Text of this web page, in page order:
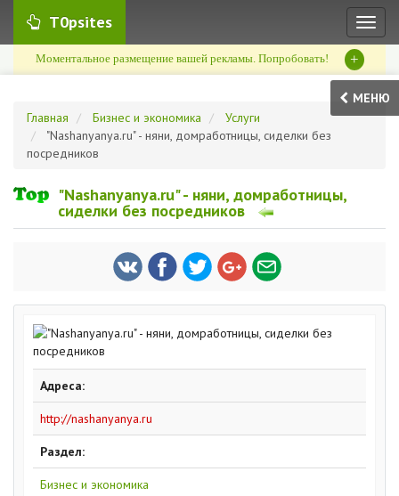
T0psites
Моментальное размещение вашей рекламы. Попробовать! +
МЕНЮ
Главная
Бизнес и экономика
Услуги
"Nashanyanya.ru" - няни, домработницы, сиделки без
посредников
"Nashanyanya.ru" - няни, домработницы,
сиделки без посредников
Адреса:
http://nashanyanya.ru
Раздел:
Бизнес и экономика